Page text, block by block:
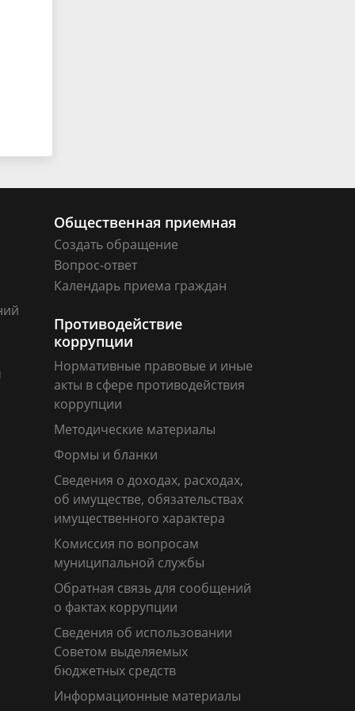
Общественная приемная
Создать обращение
Вопрос-ответ
Календарь приема граждан
Противодействие
коррупции
Нормативные правовые и иные
акты в сфере противодействия
коррупции
Методические материалы
Формы и бланки
Сведения о доходах, расходах,
об имуществе, обязательствах
имущественного характера
Комиссия по вопросам
муниципальной службы
Обратная связь для сообщений
о фактах коррупции
Сведения об использовании
Советом выделяемых
бюджетных средств
Информационные материалы